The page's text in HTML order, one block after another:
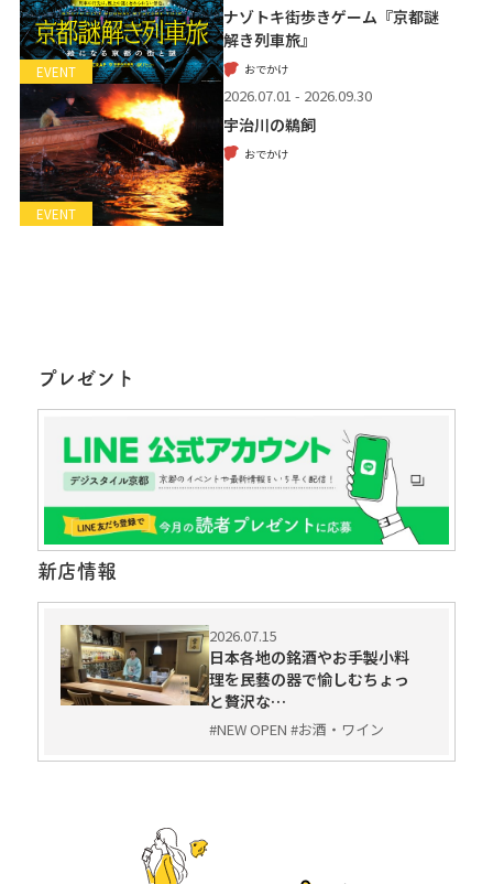
EVENT
ナゾトキ街歩きゲーム『京都謎
解き列車旅』
おでかけ
EVENT
2026.07.01 - 2026.09.30
宇治川の鵜飼
おでかけ
プレゼント
新店情報
2026.07.15
日本各地の銘酒やお手製小料
理を民藝の器で愉しむちょっ
と贅沢な…
#NEW OPEN #お酒・ワイン